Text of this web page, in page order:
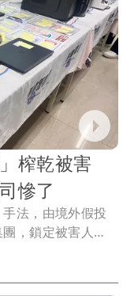
榨乾被害
慘了
手法，由境外假投
，鎖定被害人